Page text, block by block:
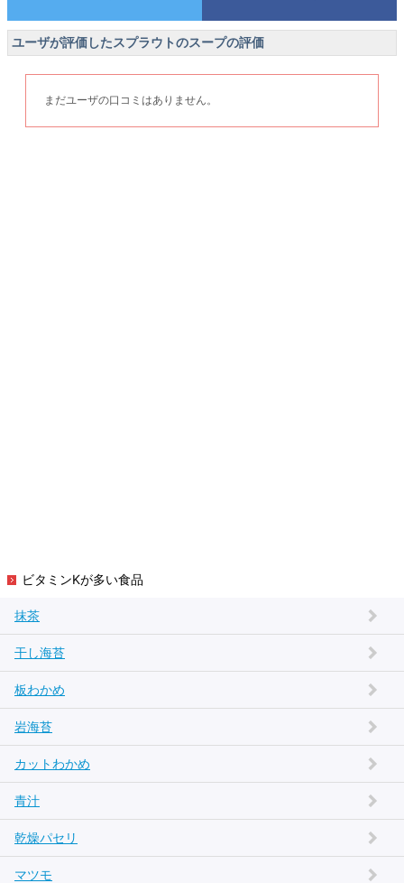
ユーザが評価したスプラウトのスープの評価
まだユーザの口コミはありません。
ビタミンKが多い食品
抹茶
干し海苔
板わかめ
岩海苔
カットわかめ
青汁
乾燥パセリ
マツモ